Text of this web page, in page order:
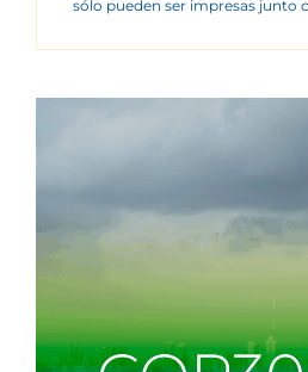
sólo pueden ser impresas junto